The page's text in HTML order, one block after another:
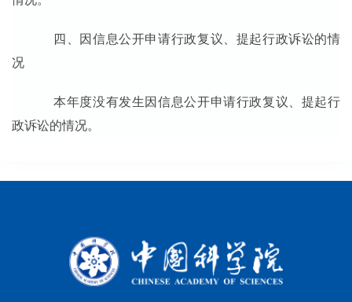
四、因信息公开申请行政复议、提起行政诉讼的情
况
本年度没有发生因信息公开申请行政复议、提起行
政诉讼的情况。